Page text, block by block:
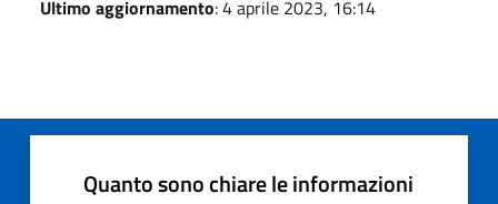
Ultimo aggiornamento: 4 aprile 2023, 16:14
Quanto sono chiare le informazioni